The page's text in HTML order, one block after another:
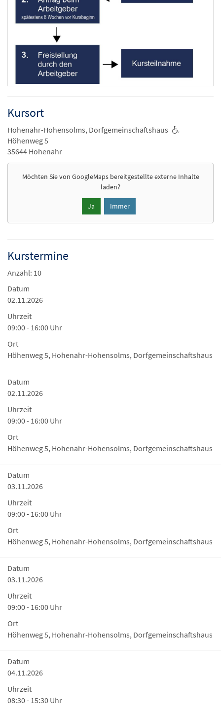
Kursort
Hohenahr-Hohensolms, Dorfgemeinschaftshaus
Höhenweg 5
35644 Hohenahr
Möchten Sie von GoogleMapsbereitgestellte externe Inhalte
laden?
Ja Immer
Kurstermine
Anzahl: 10
Datum
02.11.2026
Uhrzeit
09:00 - 16:00 Uhr
Ort
Höhenweg 5, Hohenahr-Hohensolms, Dorfgemeinschaftshaus
Datum
02.11.2026
Uhrzeit
09:00 - 16:00 Uhr
Ort
Höhenweg 5, Hohenahr-Hohensolms, Dorfgemeinschaftshaus
Datum
03.11.2026
Uhrzeit
09:00 - 16:00 Uhr
Ort
Höhenweg 5, Hohenahr-Hohensolms, Dorfgemeinschaftshaus
Datum
03.11.2026
Uhrzeit
09:00 - 16:00 Uhr
Ort
Höhenweg 5, Hohenahr-Hohensolms, Dorfgemeinschaftshaus
Datum
04.11.2026
Uhrzeit
08:30 - 15:30 Uhr